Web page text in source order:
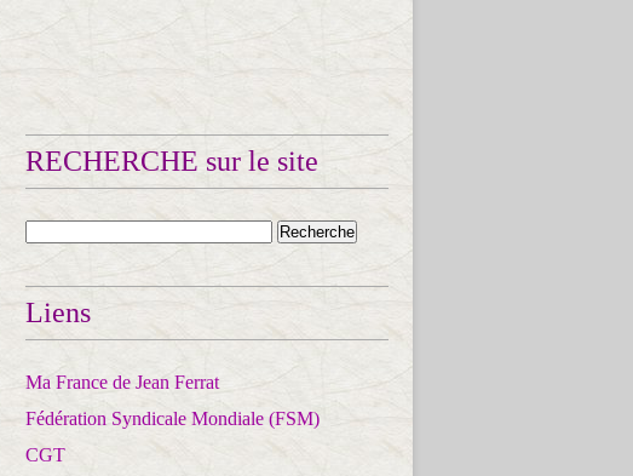
RECHERCHE sur le site
Liens
Ma France de Jean Ferrat
Fédération Syndicale Mondiale (FSM)
CGT